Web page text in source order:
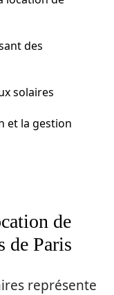
des
solaires
et la gestion
de
de Paris
représente